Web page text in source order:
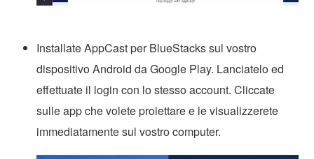
Installate AppCast per BlueStacks sul vostro
dispositivo Android da Google Play. Lanciatelo ed
effettuate il login con lo stesso account. Cliccate
sulle app che volete proiettare e le visualizzerete
immediatamente sul vostro computer.